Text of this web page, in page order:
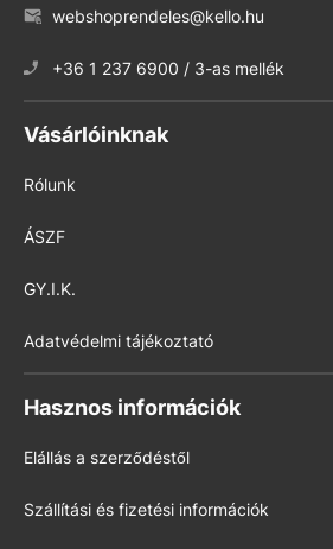
webshoprendeles@kello.hu
+36 1 237 6900 / 3-as mellék
Vásárlóinknak
Rólunk
ÁSZF
GY.I.K.
Adatvédelmi tájékoztató
Hasznos információk
Elállás a szerződéstől
Szállítási és fizetési információk